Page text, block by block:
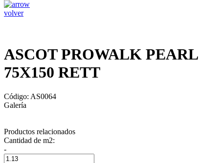
volver
ASCOT PROWALK PEARL
75X150 RETT
Código: AS0064
Galería
Productos relacionados
Cantidad de m2:
-